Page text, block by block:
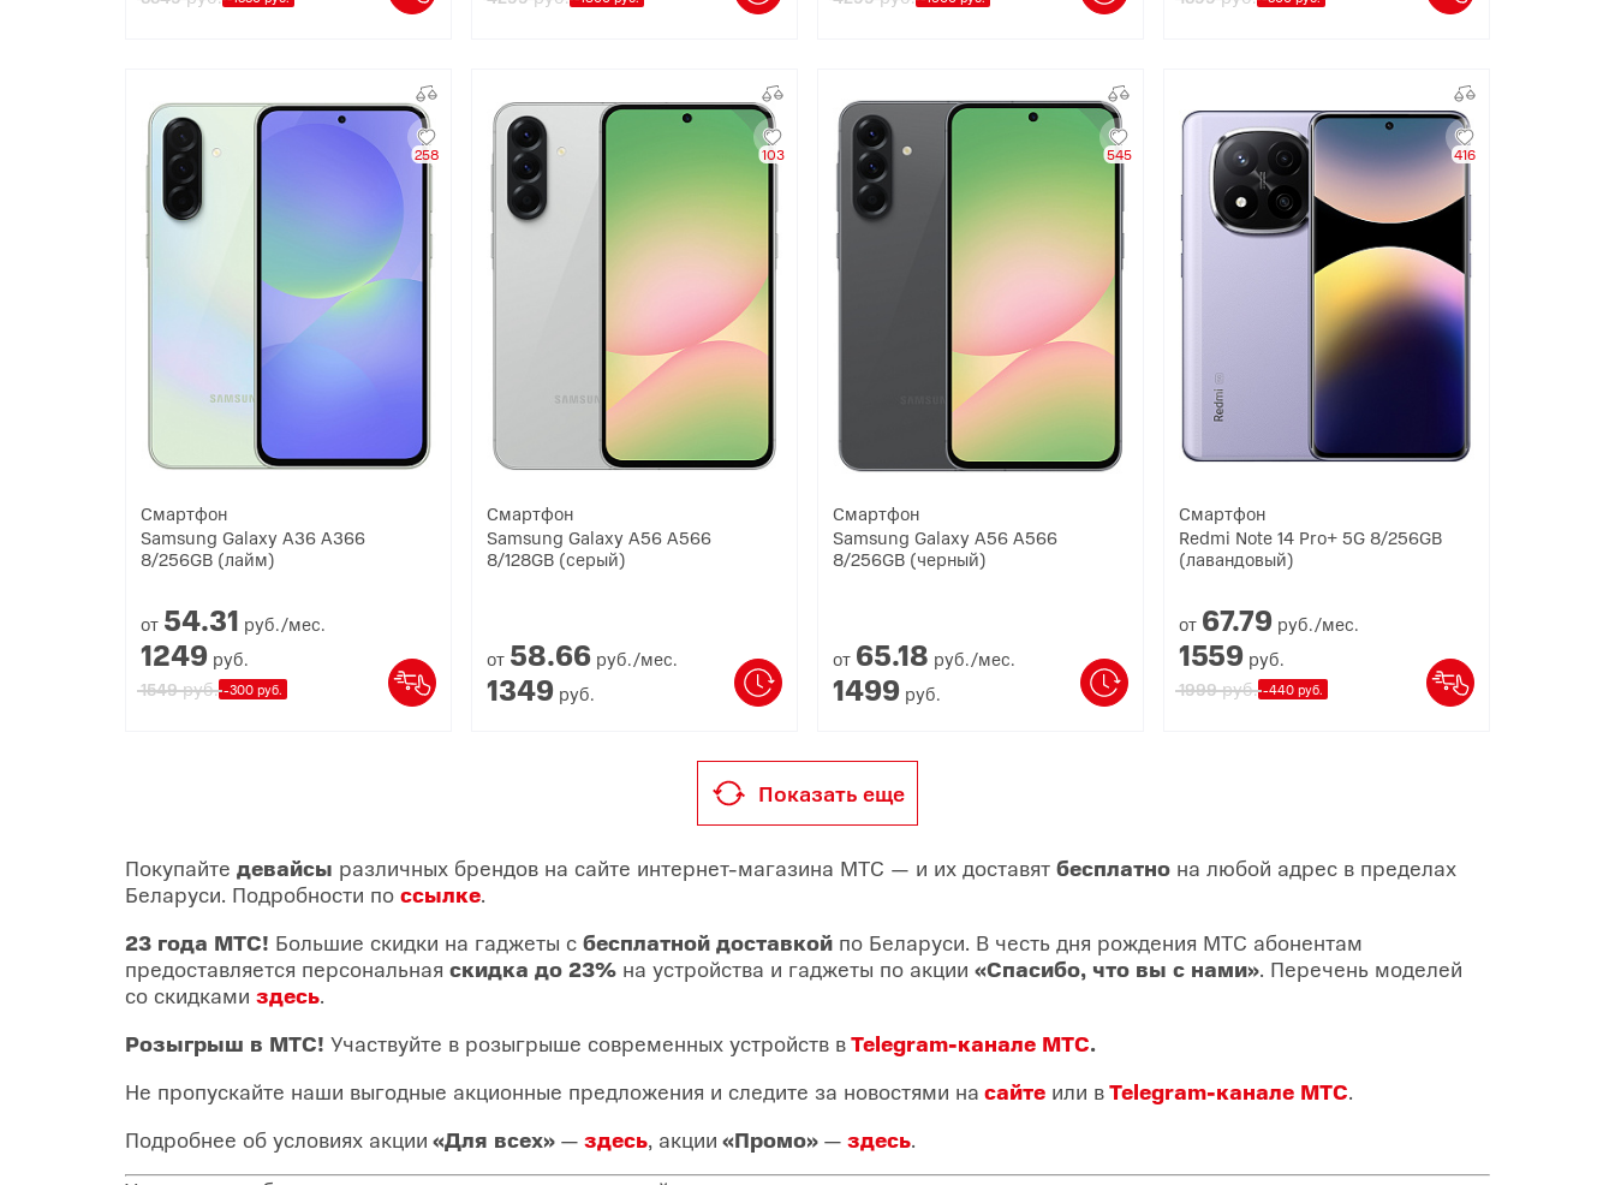
258
Смартфон
Samsung Galaxy A36 A366
8/256GB (лайм)
от 54.31 руб./мес.
1249 руб.
1549руб. -300 руб.
103
Смартфон
Samsung Galaxy A56 A566
8/128GB (серый)
от 58.66 руб./мес.
1349 руб.
545
Смартфон
Samsung Galaxy A56 A566
8/256GB (черный)
от 65.18 руб./мес.
1499 руб.
416
Смартфон
Redmi Note 14 Pro+ 5G 8/256GB
(лавандовый)
от 67.79 руб./мес.
1559 руб.
1999руб. -440 руб.
Показать еще
Покупайте девайсы различных брендов на сайте интернет-магазина МТС — и их доставят бесплатно на любой адрес в пределах
Беларуси. Подробности по ссылке.
23 года МТС! Большие скидки на гаджеты с бесплатной доставкой по Беларуси. В честь дня рождения МТС абонентам
предоставляется персональная скидка до 23% на устройства и гаджеты по акции «Спасибо, что вы с нами». Перечень моделей
со скидками здесь.
Розыгрыш в МТС! Участвуйте в розыгрыше современных устройств вTelegram-канале МТС.
Не пропускайте наши выгодные акционные предложения и следите за новостями на сайте или вTelegram-канале МТС.
Подробнее об условиях акции «Для всех» — здесь, акции «Промо» — здесь.